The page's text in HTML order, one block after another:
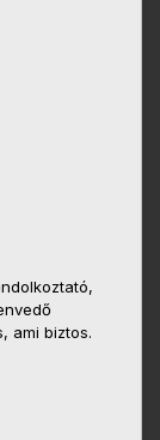
ami biztos.